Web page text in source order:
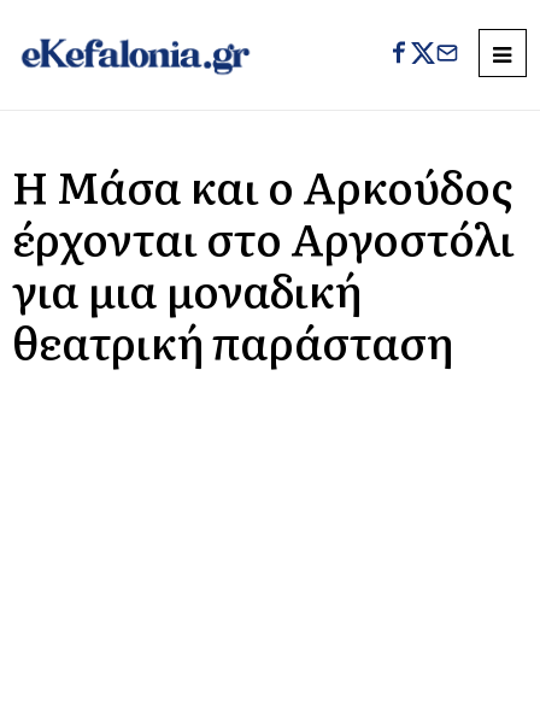
Η Μάσα και ο Αρκούδος
έρχονται στο Αργοστόλι
για μια μοναδική
θεατρική παράσταση